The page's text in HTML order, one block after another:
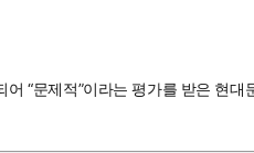
“문제적”이라는 평가를 받은 현